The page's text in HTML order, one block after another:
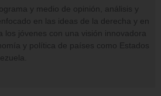
y medio de opinión, análisis y
en las ideas de la derecha y en
los jóvenes con una visión innovadora
y política de países como Estados